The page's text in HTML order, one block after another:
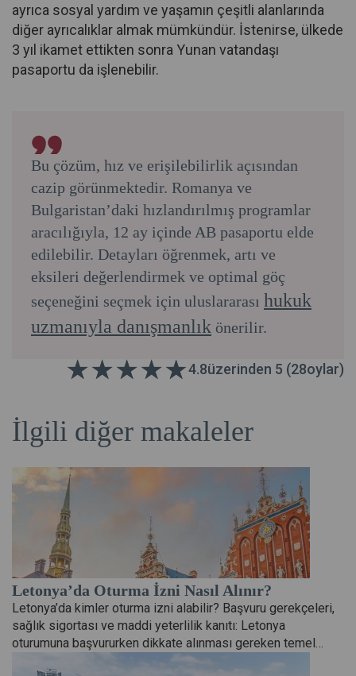
ayrıca sosyal yardım ve yaşamın çeşitli alanlarında
diğer ayrıcalıklar almak mümkündür. İstenirse, ülkede
3 yıl ikamet ettikten sonra Yunan vatandaşı
pasaportu da işlenebilir.
Bu çözüm, hız ve erişilebilirlik açısından
cazip görünmektedir. Romanya ve
Bulgaristan’daki hızlandırılmış programlar
aracılığıyla, 12 ay içinde AB pasaportu elde
edilebilir. Detayları öğrenmek, artı ve
eksileri değerlendirmek ve optimal göç
seçeneğini seçmek için uluslararası hukuk
uzmanıyla danışmanlık önerilir.
4.8üzerinden 5 (28oylar)
İlgili diğer makaleler
Letonya’da Oturma İzni Nasıl Alınır?
Letonya’da kimler oturma izni alabilir? Başvuru gerekçeleri,
sağlık sigortası ve maddi yeterlilik kanıtı: Letonya
oturumuna başvururken dikkate alınması gereken temel…